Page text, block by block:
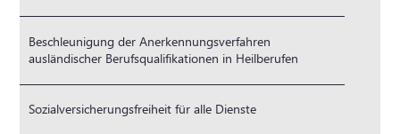
Beschleunigung der Anerkennungsverfahren
ausländischer Berufsqualifikationen in Heilberufen
Sozialversicherungsfreiheit für alle Dienste